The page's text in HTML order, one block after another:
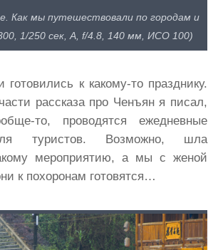
Как мы путешествовали по городам и
1/250 сек, A, f/4.8, 140 мм, ИСО 100)
к какому-то празднику.
рассказа про Ченъян я писал,
то, проводятся ежедневные
туристов. Возможно, шла
мероприятию, а мы с женой
к похоронам готовятся…